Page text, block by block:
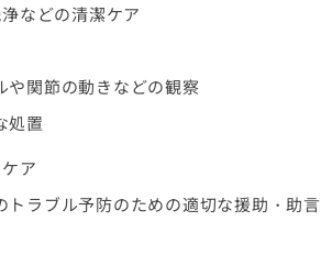
などの清潔ケア
や関節の動きなどの観察
処置
ア
トラブル予防のための適切な援助・助言